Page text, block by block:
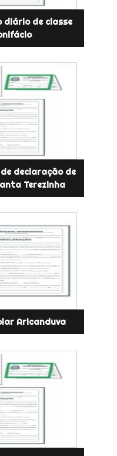
diário de classe
declaração de
Terezinha
Aricanduva